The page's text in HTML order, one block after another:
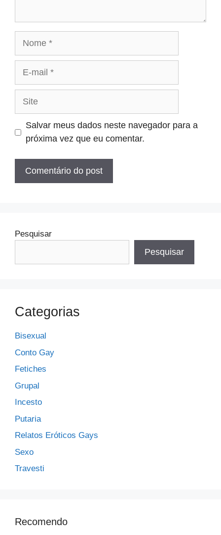
Site
Salvar meus dados neste navegador para a
próxima vez que eu comentar.
Pesquisar
Pesquisar
Categorias
Bisexual
Conto Gay
Fetiches
Grupal
Incesto
Putaria
Relatos Eróticos Gays
Sexo
Travesti
Recomendo